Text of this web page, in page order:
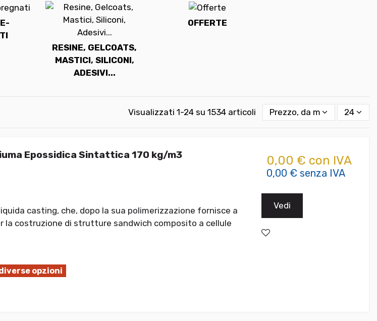
RESINE, GELCOATS,
MASTICI, SILICONI,
ADESIVI...
OFFERTE
Visualizzati 1-24 su 1534 articoli Prezzo, da meno caro a
24
Epossidica Sintattica 170 kg/m3
casting, che, dopo la sua polimerizzazione fornisce a
la costruzione di strutture sandwich composito a cellule
opzioni
0,00 € con IVA
0,00 € senza IVA
Vedi